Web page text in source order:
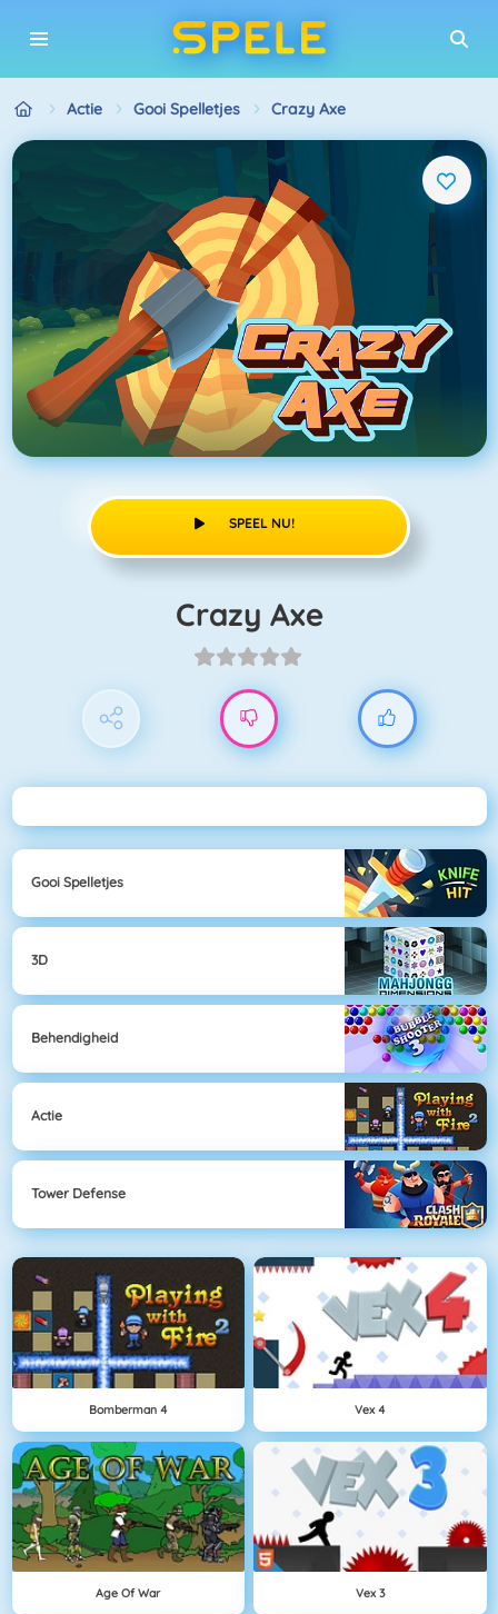
Actie Gooi Spelletjes Crazy Axe
SPEEL NU!
Crazy Axe
Gooi Spelletjes
3D
Behendigheid
Actie
Tower Defense
Bomberman 4 Vex 4
Age Of War Vex 3